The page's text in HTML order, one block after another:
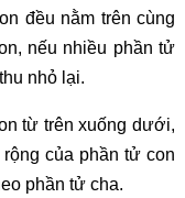
đều nằm trên cùng
nếu nhiều phần tử
nhỏ lại.
từ trên xuống dưới,
của phần tử con
phần tử cha.